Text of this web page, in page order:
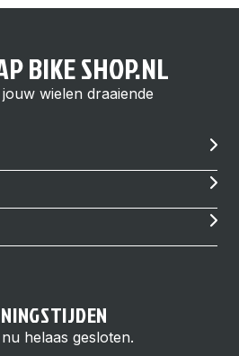
BIKE SHOP.NL
wielen draaiende
helaas gesloten.